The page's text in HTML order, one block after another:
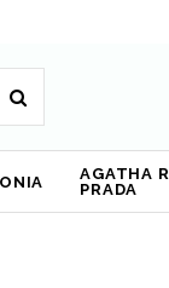
AGATHA
PRADA